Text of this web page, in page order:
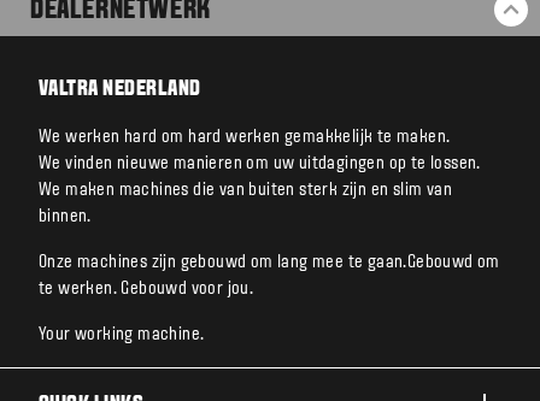
DEALERNETWERK
VALTRA NEDERLAND
We werken hard om hard werken gemakkelijk te maken.
We vinden nieuwe manieren om uw uitdagingen op te lossen.
We maken machines die van buiten sterk zijn en slim van
binnen.
Onze machines zijn gebouwd om lang mee te gaan.Gebouwd om
te werken. Gebouwd voor jou.
Your working machine.